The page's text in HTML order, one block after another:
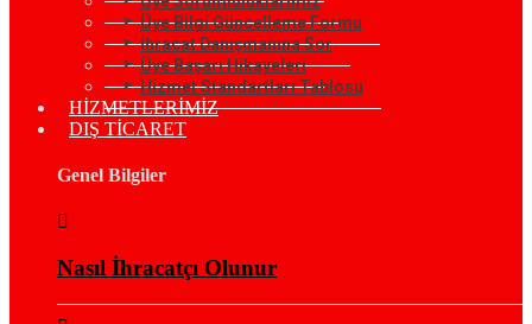
Üye Bilgi Güncelleme Formu
İhracat Danışmanına Sor
Üye Başarı Hikayeleri
Hizmet Standartları Tablosu
HİZMETLERİMİZ
DIŞ TİCARET
Genel Bilgiler
Nasıl İhracatçı Olunur